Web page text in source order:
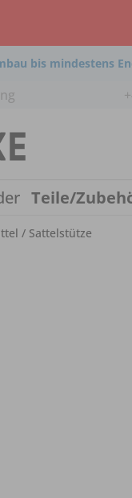
bis mindestens
Teile/
/ Sattelstütze